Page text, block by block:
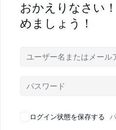
おかえりなさい
めましょう！
ログイン状態を保存する